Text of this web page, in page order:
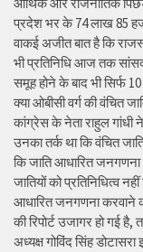
प्रदेश भर के 74 लाख 85
वाकई अजीत बात है कि
भी प्रतिनिधि आज तक
समूह होने के बाद भी सिर्फ
क्या ओबीसी वर्ग की वंचित
कांग्रेस के नेता राहुल गांधी
उनका तर्क था कि वंचित
कि जाति आधारित
जातियों को प्रतिनिधित्व
आधारित जनगणना करवाने
की रिपोर्ट उजागर हो गई
अध्यक्ष गोविंद सिंह